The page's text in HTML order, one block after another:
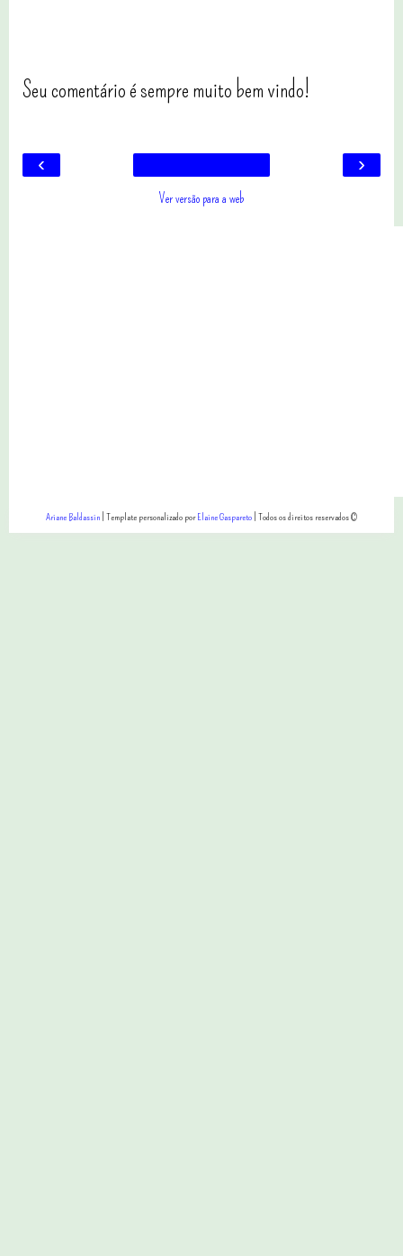
Seu comentário é sempre muito bem vindo!
‹ ›
Ver versão para a web
Ariane Baldassin| Template personalizado porElaine Gaspareto| Todos os direitos reservados ©